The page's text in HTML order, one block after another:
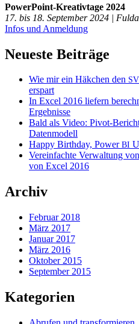
PowerPoint-Kreativtage 2024
17. bis 18. September 2024 | Fulda
Infos und Anmeldung
Neueste Beiträge
Wie mir ein Häkchen den
erspart
In Excel 2016 liefern
Ergebnisse
Bald als Video: Pivot-
Datenmodell
Happy Birthday, PowerBI
Vereinfachte Verwaltung
von Excel 2016
Archiv
Februar 2018
März 2017
Januar 2017
März 2016
Oktober 2015
September 2015
Kategorien